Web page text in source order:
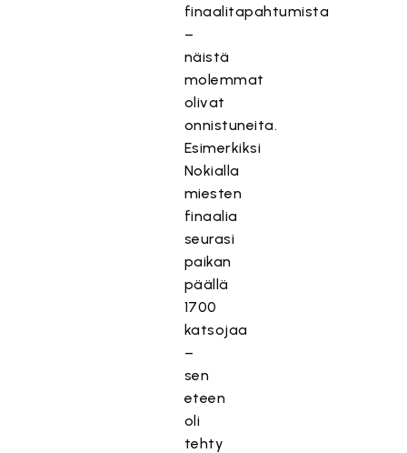
finaalitapahtumista
–
näistä
molemmat
olivat
onnistuneita.
Esimerkiksi
Nokialla
miesten
finaalia
seurasi
paikan
päällä
1700
katsojaa
–
sen
eteen
oli
tehty